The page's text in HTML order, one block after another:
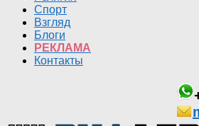
Спорт
Взгляд
Блоги
РЕКЛАМА
Контакты